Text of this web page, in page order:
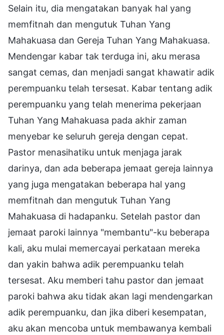
Selain itu, dia mengatakan banyak hal yang
memfitnah dan mengutuk Tuhan Yang
Mahakuasa dan Gereja Tuhan Yang Mahakuasa.
Mendengar kabar tak terduga ini, aku merasa
sangat cemas, dan menjadi sangat khawatir adik
perempuanku telah tersesat. Kabar tentang adik
perempuanku yang telah menerima pekerjaan
Tuhan Yang Mahakuasa pada akhir zaman
menyebar ke seluruh gereja dengan cepat.
Pastor menasihatiku untuk menjaga jarak
darinya, dan ada beberapa jemaat gereja lainnya
yang juga mengatakan beberapa hal yang
memfitnah dan mengutuk Tuhan Yang
Mahakuasa di hadapanku. Setelah pastor dan
jemaat paroki lainnya "membantu"-ku beberapa
kali, aku mulai memercayai perkataan mereka
dan yakin bahwa adik perempuanku telah
tersesat. Aku memberi tahu pastor dan jemaat
paroki bahwa aku tidak akan lagi mendengarkan
adik perempuanku, dan jika diberi kesempatan,
aku akan mencoba untuk membawanya kembali